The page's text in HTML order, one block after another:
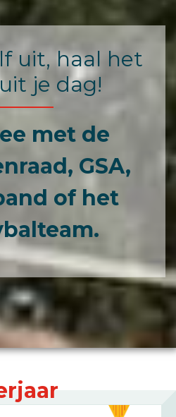
uit, haal het
je dag!
met de
GSA,
of het